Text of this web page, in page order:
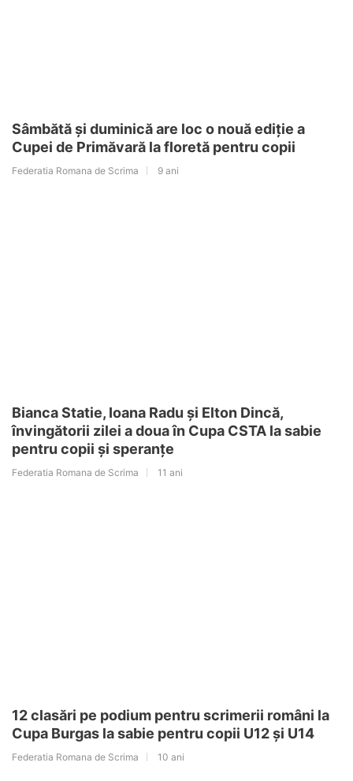
Sâmbătă și duminică are loc o nouă ediție a
Cupei de Primăvară la floretă pentru copii
Federatia Romana de Scrima 9 ani
Bianca Statie, Ioana Radu și Elton Dincă,
învingătorii zilei a doua în Cupa CSTA la sabie
pentru copii și speranțe
Federatia Romana de Scrima 11 ani
12 clasări pe podium pentru scrimerii români la
Cupa Burgas la sabie pentru copii U12 și U14
Federatia Romana de Scrima 10 ani